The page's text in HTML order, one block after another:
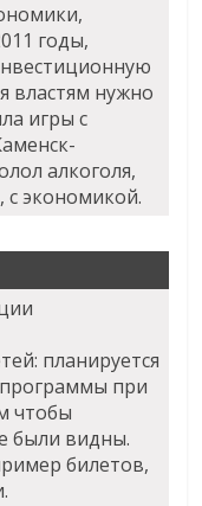
годы,
властям нужно
игры с
алкоголя,
с экономикой.
планируется
при
чтобы
были видны.
билетов,